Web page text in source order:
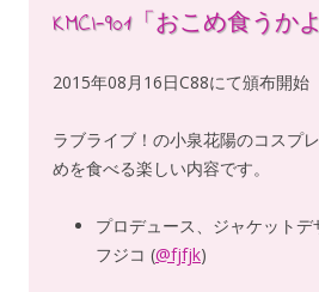
KMCI-901「おこめ食うか
2015年08月16日C88にて頒布開始
ラブライブ！の小泉花陽のコスプ
めを食べる楽しい内容です。
プロデュース、ジャケットデ
フジコ (@fjfjk)